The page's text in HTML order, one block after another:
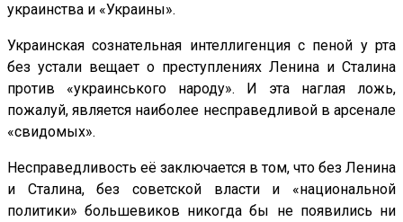
украинства и «Украины».
Украинская сознательная интеллигенция с пеной у рта
без устали вещает о преступлениях Ленина и Сталина
против «украинського народу». И эта наглая ложь,
пожалуй, является наиболее несправедливой в арсенале
«свидомых».
Несправедливость её заключается в том, что без Ленина
и Сталина, без советской власти и «национальной
политики» большевиков никогда бы не появились ни